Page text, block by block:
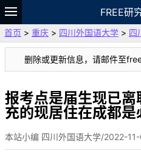
FREE研
题库
故事 专题
VIP
资料
首页 > 重庆 > 四川外国语大学 > 四
删除或更新信息，请邮件至
报考点是届生现已
充的现居住在成都是
本站小编 四川外国语大学/2022-